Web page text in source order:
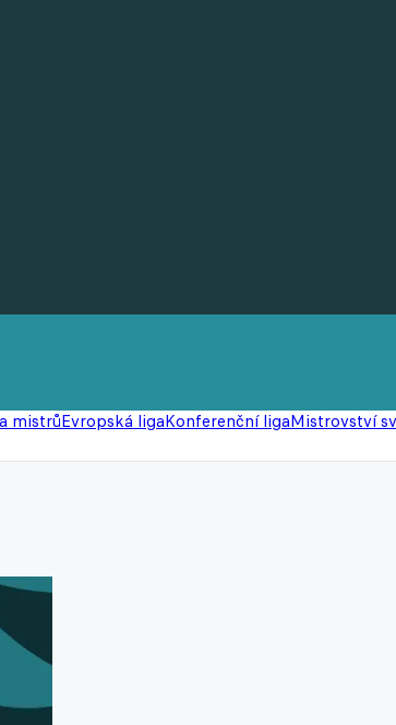
mistrůEvropská ligaKonferenční ligaMistrovství